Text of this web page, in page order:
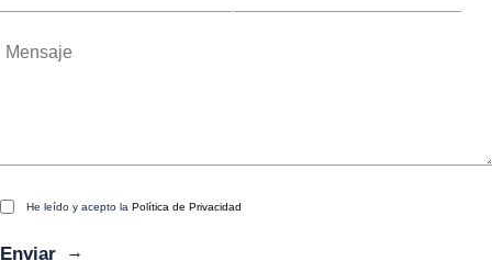
He leído y acepto la Política de Privacidad